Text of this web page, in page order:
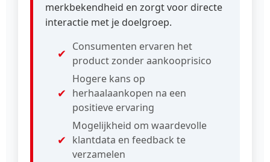
merkbekendheid en zorgt voor directe
interactie met je doelgroep.
Consumenten ervaren het
product zonder aankooprisico
Hogere kans op
herhaalaankopen na een
positieve ervaring
Mogelijkheid om waardevolle
klantdata en feedback te
verzamelen